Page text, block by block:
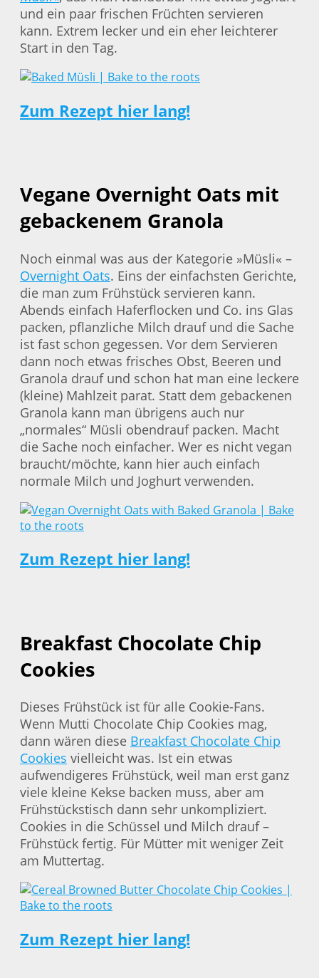
und ein paar frischen Früchten servieren
kann. Extrem lecker und ein eher leichterer
Start in den Tag.
Zum Rezept hier lang!
Vegane Overnight Oats mit
gebackenem Granola
Noch einmal was aus der Kategorie »Müsli« –
Overnight Oats. Eins der einfachsten Gerichte,
die man zum Frühstück servieren kann.
Abends einfach Haferflocken und Co. ins Glas
packen, pflanzliche Milch drauf und die Sache
ist fast schon gegessen. Vor dem Servieren
dann noch etwas frisches Obst, Beeren und
Granola drauf und schon hat man eine leckere
(kleine) Mahlzeit parat. Statt dem gebackenen
Granola kann man übrigens auch nur
„normales“ Müsli obendrauf packen. Macht
die Sache noch einfacher. Wer es nicht vegan
braucht/möchte, kann hier auch einfach
normale Milch und Joghurt verwenden.
Zum Rezept hier lang!
Breakfast Chocolate Chip
Cookies
Dieses Frühstück ist für alle Cookie-Fans.
Wenn Mutti Chocolate Chip Cookies mag,
dann wären diese Breakfast Chocolate Chip
Cookies vielleicht was. Ist ein etwas
aufwendigeres Frühstück, weil man erst ganz
viele kleine Kekse backen muss, aber am
Frühstückstisch dann sehr unkompliziert.
Cookies in die Schüssel und Milch drauf –
Frühstück fertig. Für Mütter mit weniger Zeit
am Muttertag.
Zum Rezept hier lang!